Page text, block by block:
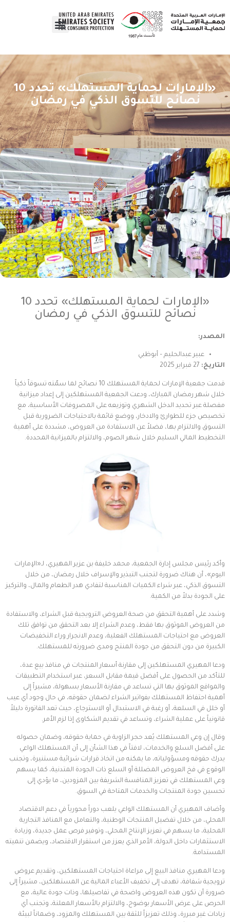
«الإمارات لحماية المستهلك» تحدد 10
نصائح للتسوق الذكي في رمضان
«الإمارات لحماية المستهلك» تحدد 10
نصائح للتسوق الذكي في رمضان
المصدر:
عبير عبدالحليم – أبوظبي
التاريخ:
قدمت جمعية الإمارات لحماية المستهلك 10 نصائح لما سمّته تسوقاً ذكياً
خلال شهر رمضان المبارك، ودعت الجمعية المستهلكين إلى إعداد ميزانية
مفصلة عبر تحديد الدخل الشهري وتوزيعه على المصروفات الأساسية، مع
تخصيص جزء للطوارئ والادخار، ووضع قائمة بالاحتياجات الضرورية قبل
التسوق والالتزام بها، فضلاً عن الاستفادة من العروض، مشددة على أهمية
التخطيط المالي السليم خلال شهر الصوم، والالتزام بالميزانية المحددة.
وأكد رئيس مجلس إدارة الجمعية، محمد خليفة بن عزير المهيري، لـ«الإمارات
اليوم»، أن هناك ضرورة لتجنب التبذير والإسراف خلال رمضان، من خلال
التسوق الذكي، عبر شراء الكميات المناسبة لتفادي هدر الطعام والمال، والتركيز
على الجودة بدلاً من الكمية.
وشدد على أهمية التحقق من صحة العروض الترويجية قبل الشراء، والاستفادة
من العروض الموثوق بها فقط، وعدم الشراء إلا بعد التحقق من توافق تلك
العروض مع احتياجات المستهلك الفعلية، وعدم الانجرار وراء التخفيضات
الكبيرة من دون التحقق من جودة المنتج ومدى ضرورته للمستهلك.
ودعا المهيري المستهلكين إلى مقارنة أسعار المنتجات في منافذ بيع عدة،
للتأكد من الحصول على أفضل قيمة مقابل السعر، عبر استخدام التطبيقات
والمواقع الموثوق بها التي تساعد في مقارنة الأسعار بسهولة، مشيراً إلى
أهمية احتفاظ المستهلك بفواتير الشراء لضمان حقوقه، في حال وجود أي عيب
أو خلل في السلعة، أو رغبة في الاستبدال أو الاسترجاع، حيث تعد الفاتورة دليلاً
قانونياً على عملية الشراء، وتساعد في تقديم الشكاوى إذا لزم الأمر.
وقال إن وعي المستهلك يُعد حجر الزاوية في حماية حقوقه، وضمان حصوله
على أفضل السلع والخدمات، لافتاً في هذا الشأن إلى أن المستهلك الواعي
يدرك حقوقه ومسؤولياته، ما يمكنه من اتخاذ قرارات شرائية مستنيرة، وتجنب
الوقوع في فخ العروض المضللة أو السلع ذات الجودة المتدنية، كما يسهم
وعي المستهلك في تعزيز المنافسة الشريفة بين المزودين، ما يؤدي إلى
تحسين جودة المنتجات والخدمات المتاحة في السوق.
وأضاف المهيري أن المستهلك الواعي يلعب دوراً محورياً في دعم الاقتصاد
المحلي، من خلال تفضيل المنتجات الوطنية، والتعامل مع المنافذ التجارية
المحلية، ما يسهم في تعزيز الإنتاج المحلي، وتوفير فرص عمل جديدة، وزيادة
الاستثمارات داخل الدولة، الأمر الذي يعزز من استقرار الاقتصاد، ويضمن تنميته
المستدامة.
ودعا المهيري منافذ البيع إلى مراعاة احتياجات المستهلكين، وتقديم عروض
ترويجية شفافة، تهدف إلى تخفيف الأعباء المالية عن المستهلكين، مشيراً إلى
ضرورة أن تكون هذه العروض واضحة في تفاصيلها، وذات جودة عالية، مع
الحرص على عرض الأسعار بوضوح، والالتزام بالأسعار المعلنة، وتجنب أي
زيادات غير مبررة، وذلك تعزيزاً للثقة بين المستهلك والمزود، وضماناً لبيئة